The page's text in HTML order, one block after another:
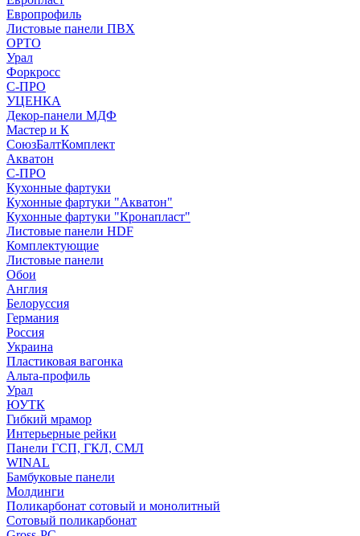
Европрофиль
Листовые панели ПВХ
ОРТО
Урал
Форкросс
С-ПРО
УЦЕНКА
Декор-панели МДФ
Мастер и К
СоюзБалтКомплект
Акватон
С-ПРО
Кухонные фартуки
Кухонные фартуки "Акватон"
Кухонные фартуки "Кронапласт"
Листовые панели HDF
Комплектующие
Листовые панели
Обои
Англия
Белоруссия
Германия
Россия
Украина
Пластиковая вагонка
Альта-профиль
Урал
ЮУТК
Гибкий мрамор
Интерьерные рейки
Панели ГСП, ГКЛ, СМЛ
WINAL
Бамбуковые панели
Молдинги
Поликарбонат сотовый и монолитный
Сотовый поликарбонат